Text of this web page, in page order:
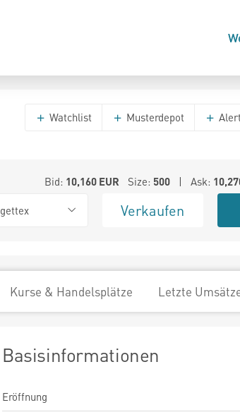
Watchlist Musterdepot
Bid: 10,160EUR Size: 500| Ask:
gettex Verkaufen
Kurse & Handelsplätze Letzte
Basisinformationen
Eröffnung